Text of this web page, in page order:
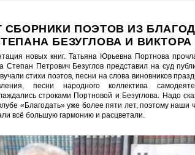
СБОРНИКИ ПОЭТОВ ИЗ
БЕЗУГЛОВА И
новых книг. Татьяна Юрьевна Портнова
Петрович Безуглов представил на суд
стихи поэтов, песни на слова виновников
песни народного коллектива
строками Портновой и Безуглова. Надо
«Благодать» уже более пяти лет, поэтому наши
всё большую гармонию и расцветали.